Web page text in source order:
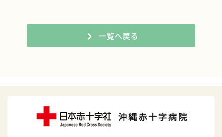
一覧へ戻る